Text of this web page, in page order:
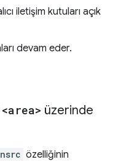
iletişim kutuları açık
devam eder.
<area> üzerinde
özelliğinin